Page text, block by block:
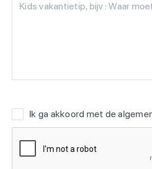
Ik ga akkoord met de